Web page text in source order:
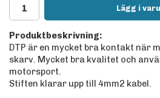
Lägg i
Produktbeskrivning:
DTP är en mycket bra kontakt när
skarv. Mycket bra kvalitet och
motorsport.
Stiften klarar upp till 4mm2 kabel.